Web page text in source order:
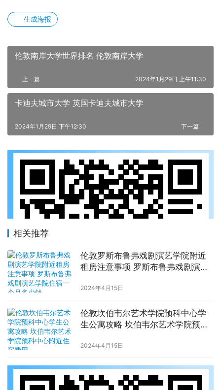
生成海报
伦敦南岸大学世界排名 伦敦南岸大学
上一篇 2024年1月29日 上午11:30
卡迪夫城市大学 英国卡迪夫城市大学
下一篇
2024年1月29日 下午12:30
相关推荐
伦敦罗斯布鲁弗戏剧演艺学院附近
租房注意事项 罗斯布鲁弗戏剧演艺
2024年4月15日
伦敦坎伯韦尔艺术学院预科中心学
生公寓攻略 坎伯韦尔艺术学院预科
2024年4月15日